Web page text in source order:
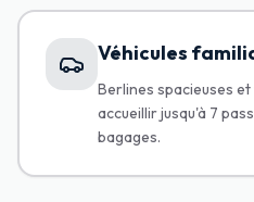
Véhicules
Berlines spacieuses
accueillir jusqu'à 7
bagages.